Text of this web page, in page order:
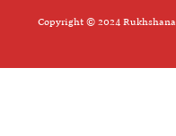
Copyright © 2024 Rukhshana